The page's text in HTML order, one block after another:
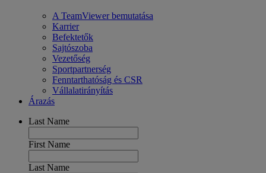
A TeamViewer bemutatása
Karrier
Befektetők
Sajtószoba
Vezetőség
Sportpartnerség
Fenntarthatóság és CSR
Vállalatirányítás
Árazás
Last Name
First Name
Last Name